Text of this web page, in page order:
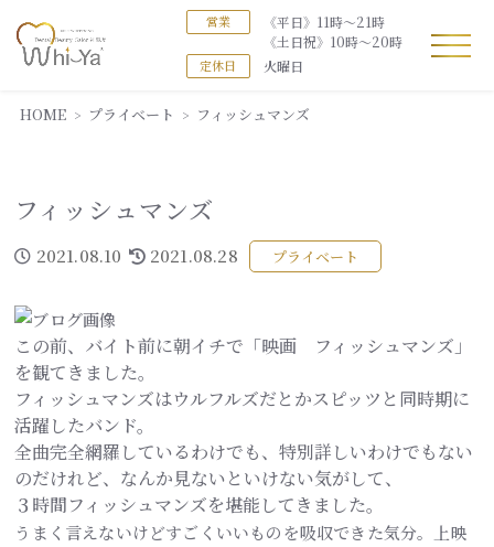
営業
《平日》11時～21時
《土日祝》10時～20時
定休日 火曜日
HOME プライベート フィッシュマンズ
フィッシュマンズ
2021.08.10 2021.08.28 プライベート
この前、バイト前に朝イチで「映画 フィッシュマンズ」
を観てきました。
フィッシュマンズはウルフルズだとかスピッツと同時期に
活躍したバンド。
全曲完全網羅しているわけでも、特別詳しいわけでもない
のだけれど、なんか見ないといけない気がして、
３時間フィッシュマンズを堪能してきました。
うまく言えないけどすごくいいものを吸収できた気分。上映